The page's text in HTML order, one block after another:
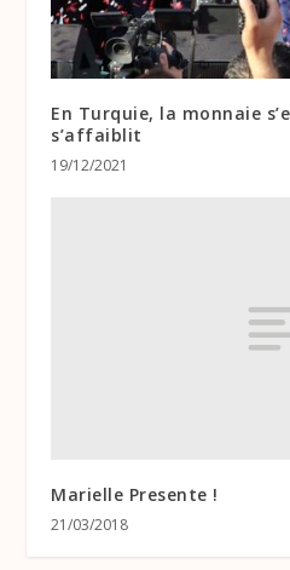
En Turquie, la monnaie
s’affaiblit
19/12/2021
Marielle Presente !
21/03/2018